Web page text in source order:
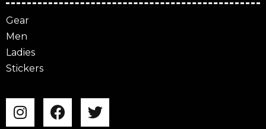
Gear
Men
Ladies
Stickers